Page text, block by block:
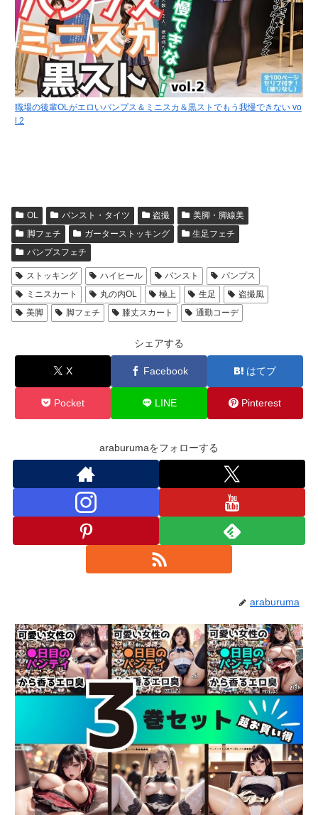
職場の後輩OLがエロいパンプス＆ミニスカ＆黒ストでもう我慢できない vo
l.2
OL パンスト・タイツ 盗撮
美脚・脚線美
脚フェチ
ガーターストッキング
生足フェチ
パンプスフェチ
ストッキング ハイヒール パンスト
パンプス
ミニスカート
丸の内OL 極上 生足
盗撮風
美脚
脚フェチ 膝丈スカート 通勤コーデ
シェアする
X Facebook はてブ
Pocket LINE Pinterest
araburumaをフォローする
araburuma